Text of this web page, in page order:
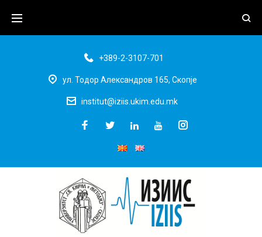
+389-2-3107-701
ул. Тодор Александров 165, Скопје
institut@iziis.ukim.edu.mk